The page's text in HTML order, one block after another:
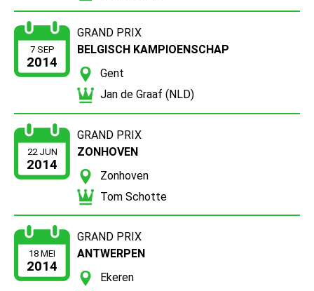
7 SEP
2014
GRAND PRIX
BELGISCH KAMPIOENSCHAP
Gent
Jan de Graaf (NLD)
22 JUN
2014
GRAND PRIX
ZONHOVEN
Zonhoven
Tom Schotte
18 MEI
2014
GRAND PRIX
ANTWERPEN
Ekeren